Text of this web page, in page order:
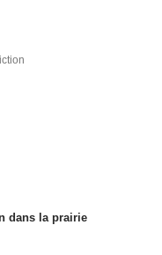
dans la prairie